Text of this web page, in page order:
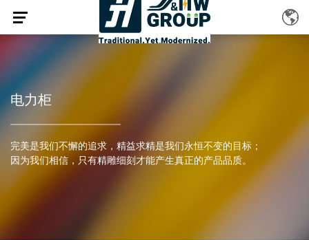
电力柜
完美是我们不懈的追求，精益求精是我们永恒不变的目标；
因为我们相信，只有精雕细刻才能产生真正的产品品质。